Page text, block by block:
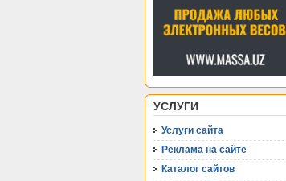
УСЛУГИ
Услуги сайта
Реклама на сайте
Каталог сайтов